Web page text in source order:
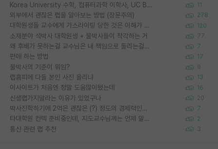
Korea University 수학, 컴퓨터과학 이학사, UC Berkeley 산업공학 대학원 공학박사가 되는 것은 쉽지 않겠죠? 11
외부에서 괜찮은 랩을 알아보는 방법 (장문주의) 278
대학원생들 교수에게 가스라이팅 당한 것은 이해가 갑니다. 안타깝네요. 120
소재분야 석박사 대학원생 + 물박사들이 착각하는 거 77
왜 후배가 못하는걸 교수님은 내 책임으로 돌리는걸까요? 7
편애 하는 방법 17
물박사의 기준이 뭐임? 9
랩홈피에 다들 본인 사진 올리냐 13
이사이트가 처음엔 정말 도움많이됐는데 16
신생랩가지말라는 이유가 있었구나 20
박사진학하기에 2억은 괜찮은 (?) 정도의 경제력인가요 7
타대학원 컨텍 준비중인데, 지도교수님께는 언제 말씀드려야 할까요? 2
통신 관련 랩 추천 3